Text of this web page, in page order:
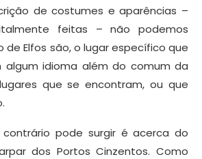
de costumes e aparências –
feitas – não podemos
de Elfos são, o lugar específico que
algum idioma além do comum da
que se encontram, ou que
pode surgir é acerca do
dos Portos Cinzentos. Como